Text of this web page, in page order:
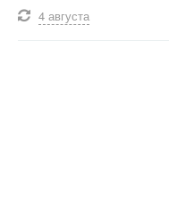
4 августа